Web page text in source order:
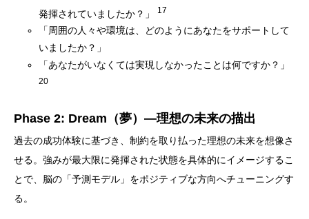
発揮されていましたか？」
17
「周囲の人々や環境は、どのようにあなたをサポートして
いましたか？」
「あなたがいなくては実現しなかったことは何ですか？」
20
Phase 2: Dream（夢）―理想の未来の描出
過去の成功体験に基づき、制約を取り払った理想の未来を想像さ
せる。強みが最大限に発揮された状態を具体的にイメージするこ
とで、脳の「予測モデル」をポジティブな方向へチューニングす
る。